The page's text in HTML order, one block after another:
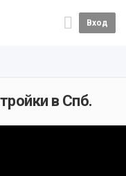
Вход
в Спб.